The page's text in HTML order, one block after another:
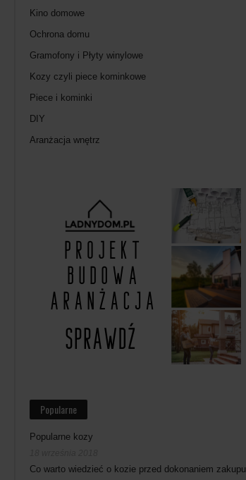
Kino domowe
Ochrona domu
Gramofony i Płyty winylowe
Kozy czyli piece kominkowe
Piece i kominki
DIY
Aranżacja wnętrz
Popularne
Popularne kozy
Co warto wiedzieć o kozie przed dokonaniem zakupu